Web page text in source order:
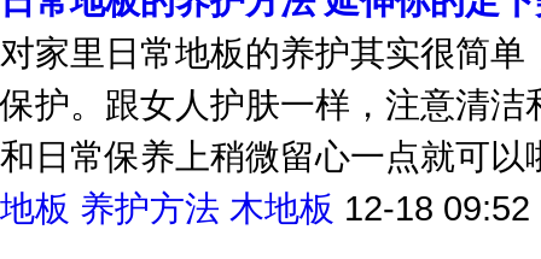
日常地板的养护方法 延伸你的足
对家里日常地板的养护其实很简
保护。跟女人护肤一样，注意清
和日常保养上稍微留心一点就可以
地板 养护方法 木地板